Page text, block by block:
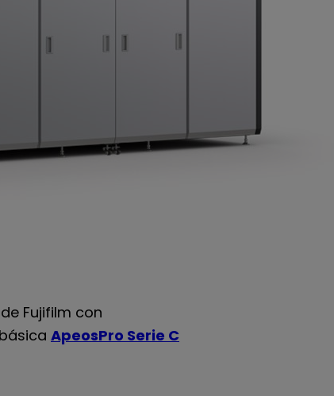
Fujifilm con
ApeosPro Serie C